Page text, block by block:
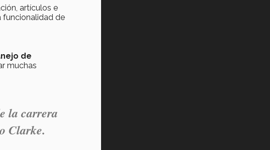
artículos e
funcionalidad de
de
muchas
la carrera
Clarke.